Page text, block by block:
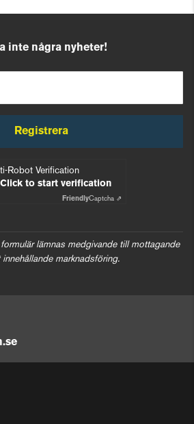
inte några nyheter!
Registrera
Robot Verification
Click to start verification
FriendlyCaptcha ⇗
lämnas medgivande till mottagande
innehållande marknadsföring.